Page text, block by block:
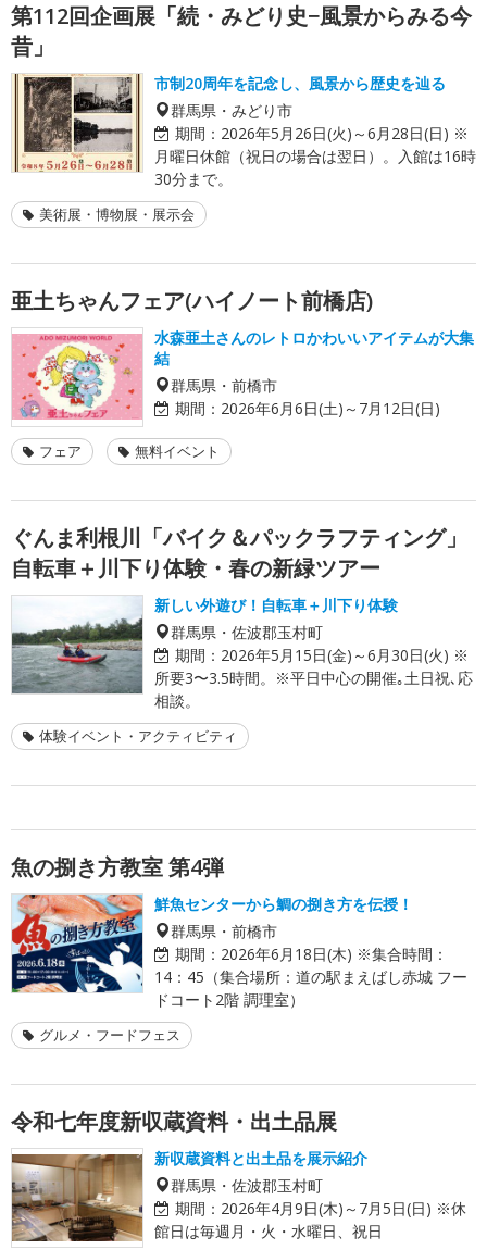
第112回企画展「続・みどり史−風景からみる今
昔」
市制20周年を記念し、風景から歴史を辿る
群馬県・みどり市
期間： 2026年5月26日(火)～6月28日(日) ※
月曜日休館（祝日の場合は翌日）。入館は16時
30分まで。
美術展・博物展・展示会
亜土ちゃんフェア(ハイノート前橋店)
水森亜土さんのレトロかわいいアイテムが大集
結
群馬県・前橋市
期間： 2026年6月6日(土)～7月12日(日)
フェア 無料イベント
ぐんま利根川「バイク＆パックラフティング」
自転車＋川下り体験・春の新緑ツアー
新しい外遊び！自転車＋川下り体験
群馬県・佐波郡玉村町
期間： 2026年5月15日(金)～6月30日(火) ※
所要3〜3.5時間。※平日中心の開催｡土日祝､応
相談。
体験イベント・アクティビティ
魚の捌き方教室 第4弾
鮮魚センターから鯛の捌き方を伝授！
群馬県・前橋市
期間： 2026年6月18日(木) ※集合時間：
14：45（集合場所：道の駅まえばし赤城 フー
ドコート2階 調理室）
グルメ・フードフェス
令和七年度新収蔵資料・出土品展
新収蔵資料と出土品を展示紹介
群馬県・佐波郡玉村町
期間： 2026年4月9日(木)～7月5日(日) ※休
館日は毎週月・火・水曜日、祝日